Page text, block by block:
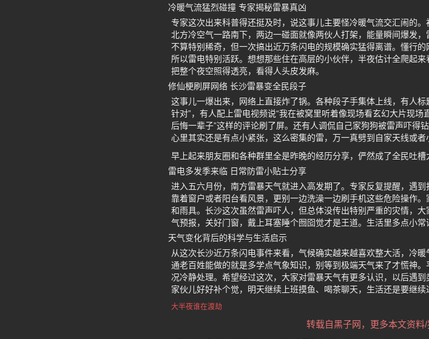
冷暖气流猛烈碰撞 专家揭秘雷暴真凶
专家这次出来科普得还挺及时，说这事儿主要怪冷暖气流交汇闹的
北方冷空气一路南下，两边一碰面就像两伙人打架，能量瞬间爆发
不算特别稀奇，但一次搞出近万条闪电的规模确实猛得离谱。懂行
所以雷电特别活跃。想想那些住在高层的小伙伴，半夜估计全爬起
把整个夜空照得透亮，看得人头皮发麻。
修仙梗刷屏网络 长沙雷暴变全民段子
这事儿一爆出来，网络上直接炸了锅。各种段子手集体上线，有人
针对”，有人配上雷电视频说“我在被窝里听着像现场看玄幻大片现场
后悔一辈子”这样的评论刷了屏。还有人调侃自己家狗狗被雷声吓得
心里其实还是有点小紧张，这么密集的雷，万一真劈到自家天线或者
早上起来朋友圈和各种群里全是昨晚的经历分享，俨然成了全民吐槽
雷电多发季来临 日常防雷小贴士分享
进入五六月份，南方雷暴天气就进入高发期了。专家反复提醒，遇
靠着窗户或者阳台看风景，更别一边洗澡一边刷手机这些危险操作
和雨具。长沙这次虽然雷声吓人，但总体没传出特别严重的灾情，
气预报，关好门窗，戴上耳塞睡个囫囵觉才是王道。生活里多点小常
天气变化背后的科学与生活启示
从这次长沙近万条闪电事件来看，气候确实越来越喜欢整大活，冷
通老百姓能做的就是多学点气象知识，别等到极端天气来了才慌神
况冷静处理。希望经过这次，大家对雷暴天气有更多认识，以后遇
家伙儿好好补个觉，明天继续上班摸鱼、喝茶聊天，生活还是要继续
大半夜谁在渡劫
转载自黑子网，更多本文资料